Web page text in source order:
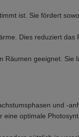
ist. Sie fördert
Dies reduziert das
geeignet. Sie
und -
optimale